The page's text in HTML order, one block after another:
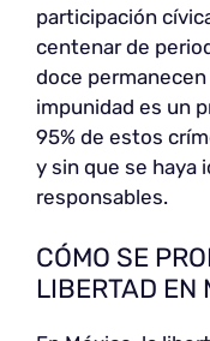
participación
centenar de
doce
impunidad es un
95% de estos
y sin que se haya
responsables.
CÓMO SE
LIBERTAD EN